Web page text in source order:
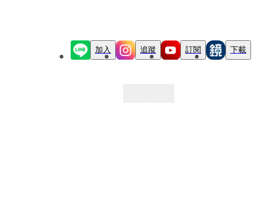
加入 追蹤 訂閱 下載